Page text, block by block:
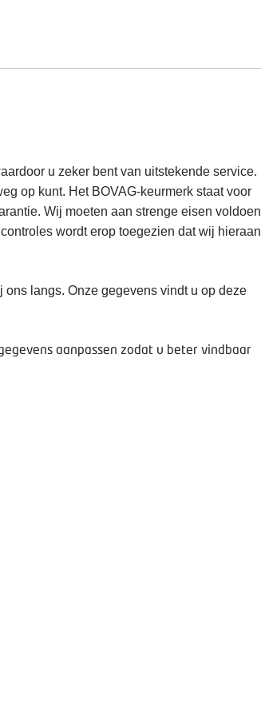
u zeker bent van uitstekende service.
op kunt. Het BOVAG-keurmerk staat voor
Wij moeten aan strenge eisen voldoen
wordt erop toegezien dat wij hieraan
ons langs. Onze gegevens vindt u op deze
aanpassen zodat u beter vindbaar